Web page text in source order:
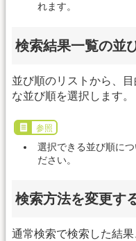
れます。
検索結果一覧の並
並び順のリストから、
な並び順を選択します。
参照
選択できる並び順につ
ださい。
検索方法を変更す
通常検索で検索した結